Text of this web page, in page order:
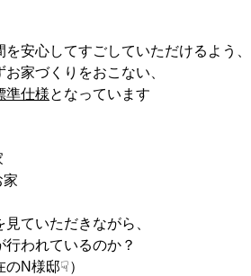
安心してすごしていただけるよう、
家づくりをおこない、
準仕様となっています
家
ていただきながら、
われているのか？
N様邸☟）